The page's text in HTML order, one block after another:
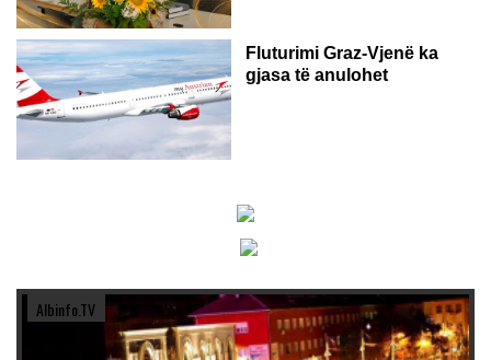
Fluturimi Graz-Vjenë ka
gjasa të anulohet
Albinfo.TV